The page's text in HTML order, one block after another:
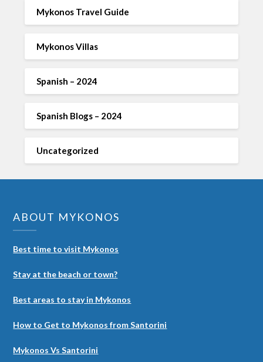
Mykonos Travel Guide
Mykonos Villas
Spanish – 2024
Spanish Blogs – 2024
Uncategorized
ABOUT MYKONOS
Best time to visit Mykonos
Stay at the beach or town?
Best areas to stay in Mykonos
How to Get to Mykonos from Santorini
Mykonos Vs Santorini